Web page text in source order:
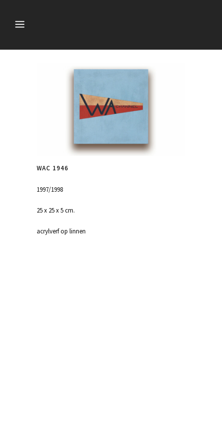
WAC 1946
1997/1998
25 x 25 x 5 cm.
acrylverf op linnen